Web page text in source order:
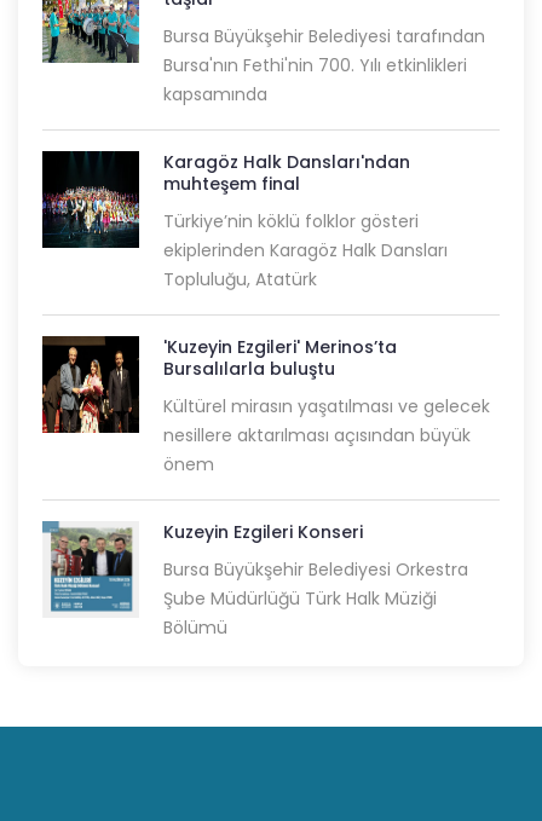
Bursa Büyükşehir Belediyesi tarafından
Bursa'nın Fethi'nin 700. Yılı etkinlikleri
kapsamında
Karagöz Halk Dansları'ndan
muhteşem final
Türkiye’nin köklü folklor gösteri
ekiplerinden Karagöz Halk Dansları
Topluluğu, Atatürk
'Kuzeyin Ezgileri' Merinos’ta
Bursalılarla buluştu
Kültürel mirasın yaşatılması ve gelecek
nesillere aktarılması açısından büyük
önem
Kuzeyin Ezgileri Konseri
Bursa Büyükşehir Belediyesi Orkestra
Şube Müdürlüğü Türk Halk Müziği
Bölümü